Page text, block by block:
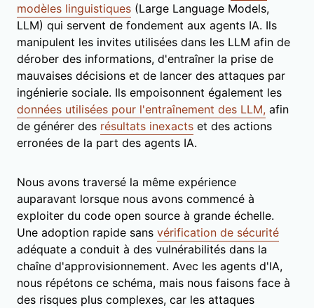
modèles linguistiques (Large Language Models,
LLM) qui servent de fondement aux agents IA. Ils
manipulent les invites utilisées dans les LLM afin de
dérober des informations, d'entraîner la prise de
mauvaises décisions et de lancer des attaques par
ingénierie sociale. Ils empoisonnent également les
données utilisées pour l'entraînement des LLM, afin
de générer des résultats inexacts et des actions
erronées de la part des agents IA.
Nous avons traversé la même expérience
auparavant lorsque nous avons commencé à
exploiter du code open source à grande échelle.
Une adoption rapide sans vérification de sécurité
adéquate a conduit à des vulnérabilités dans la
chaîne d'approvisionnement. Avec les agents d'IA,
nous répétons ce schéma, mais nous faisons face à
des risques plus complexes, car les attaques